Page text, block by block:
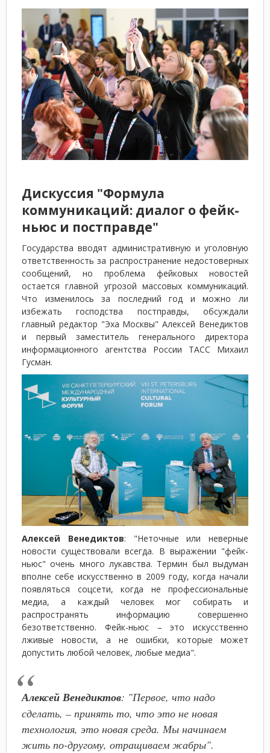
Дискуссия "Формула
коммуникаций: диалог о фейк-
ньюс и постправде"
Государства вводят административную и уголовную
ответственность за распространение недостоверных
сообщений, но проблема фейковых новостей
остается главной угрозой массовых коммуникаций.
Что изменилось за последний год и можно ли
избежать господства постправды, обсуждали
главный редактор "Эха Москвы" Алексей Венедиктов
и первый заместитель генерального директора
информационного агентства России ТАСС Михаил
Гусман.
Алексей Венедиктов: "Неточные или неверные
новости существовали всегда. В выражении "фейк-
ньюс" очень много лукавства. Термин был выдуман
вполне себе искусственно в 2009 году, когда начали
появляться соцсети, когда не профессиональные
медиа, а каждый человек мог собирать и
распространять информацию совершенно
безответственно. Фейк-ньюс – это искусственно
лживые новости, а не ошибки, которые может
допустить любой человек, любые медиа".
Алексей Венедиктов: "Первое, что надо
сделать, – принять то, что это не новая
технология, это новая среда. Мы начинаем
жить по-другому, отращиваем жабры".